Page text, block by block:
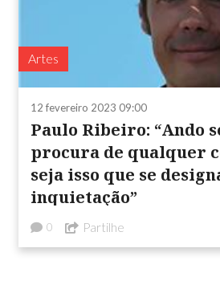
Artes
12 fevereiro 2023 09:00
Paulo Ribeiro: “Ando
procura de qualquer
seja isso que se
inquietação”
0 Partilhe